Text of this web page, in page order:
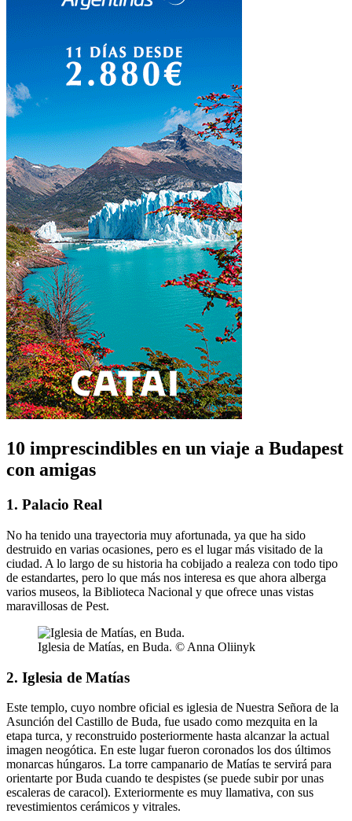
10 imprescindibles en un viaje a Budapest
con amigas
1. Palacio Real
No ha tenido una trayectoria muy afortunada, ya que ha sido
destruido en varias ocasiones, pero es el lugar más visitado de la
ciudad. A lo largo de su historia ha cobijado a realeza con todo tipo
de estandartes, pero lo que más nos interesa es que ahora alberga
varios museos, la Biblioteca Nacional y que ofrece unas vistas
maravillosas de Pest.
Iglesia de Matías, en Buda. © Anna Oliinyk
2. Iglesia de Matías
Este templo, cuyo nombre oficial es iglesia de Nuestra Señora de la
Asunción del Castillo de Buda, fue usado como mezquita en la
etapa turca, y reconstruido posteriormente hasta alcanzar la actual
imagen neogótica. En este lugar fueron coronados los dos últimos
monarcas húngaros. La torre campanario de Matías te servirá para
orientarte por Buda cuando te despistes (se puede subir por unas
escaleras de caracol). Exteriormente es muy llamativa, con sus
revestimientos cerámicos y vitrales.